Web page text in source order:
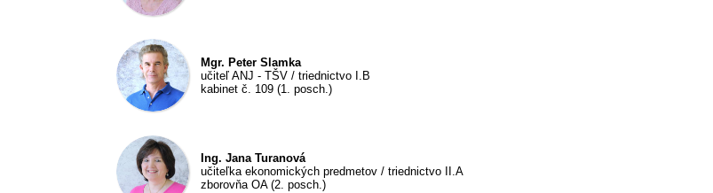
Mgr. Peter Slamka
učiteľ ANJ - TŠV / triednictvo I.B
kabinet č. 109 (1. posch.)
Ing. Jana Turanová
učiteľka ekonomických predmetov / triednictvo II.A
zborovňa OA (2. posch.)